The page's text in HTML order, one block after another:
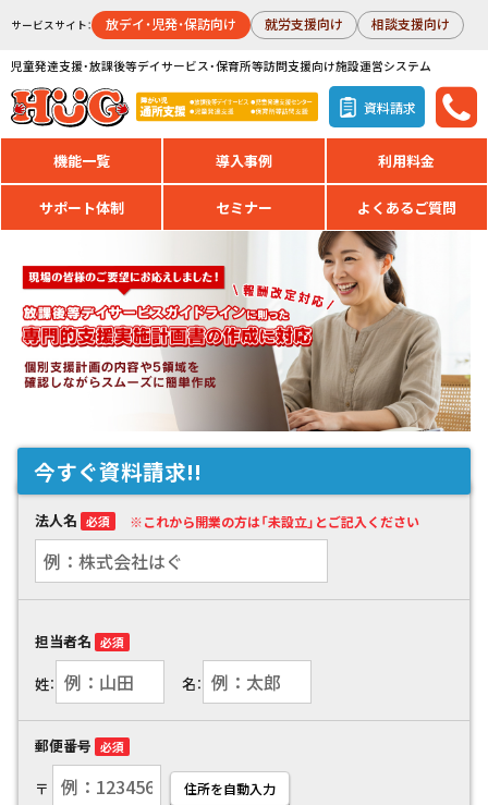
サービスサイト： 放デイ・児発・保訪向け 就労支援向け 相談支援向け
児童発達支援・放課後等デイサービス・保育所等訪問支援向け施設運営システム
資料請求
機能一覧 導入事例 利用料金
サポート体制 セミナー
よくあるご質問
課後等デイサービスガイドラインに則った専門的支援実施計画書を作成
に対応
今すぐ資料請求!!
法人名 必須 ※これから開業の方は「未設立」とご記入ください
担当者名 必須
姓： 名：
郵便番号 必須
〒 住所を自動入力